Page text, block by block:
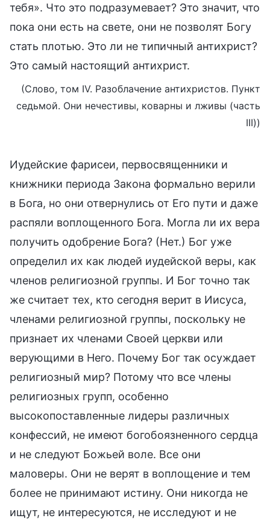
тебя». Что это подразумевает? Это значит, что
пока они есть на свете, они не позволят Богу
стать плотью. Это ли не типичный антихрист?
Это самый настоящий антихрист.
(Слово, том IV. Разоблачение антихристов. Пункт
седьмой. Они нечестивы, коварны и лживы (часть
III))
Иудейские фарисеи, первосвященники и
книжники периода Закона формально верили
в Бога, но они отвернулись от Его пути и даже
распяли воплощенного Бога. Могла ли их вера
получить одобрение Бога? (Нет.) Бог уже
определил их как людей иудейской веры, как
членов религиозной группы. И Бог точно так
же считает тех, кто сегодня верит в Иисуса,
членами религиозной группы, поскольку не
признает их членами Своей церкви или
верующими в Него. Почему Бог так осуждает
религиозный мир? Потому что все члены
религиозных групп, особенно
высокопоставленные лидеры различных
конфессий, не имеют богобоязненного сердца
и не следуют Божьей воле. Все они
маловеры. Они не верят в воплощение и тем
более не принимают истину. Они никогда не
ищут, не интересуются, не исследуют и не